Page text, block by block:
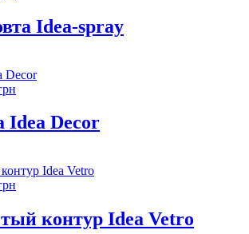
Idea-spray
Idea Decor
контур Idea Vetro